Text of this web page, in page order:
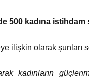
500 kadına istihdam
ilişkin olarak şunları
kadınların